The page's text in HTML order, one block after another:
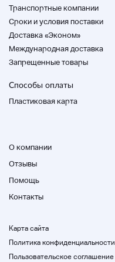
Транспортные компании
Cроки и условия поставки
Доставка «Эконом»
Международная доставка
Запрещенные товары
Способы оплаты
Пластиковая карта
О компании
Отзывы
Помощь
Контакты
Карта сайта
Политика конфиденциальности
Пользовательское соглашение